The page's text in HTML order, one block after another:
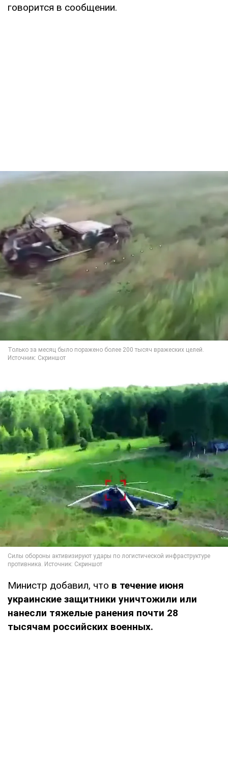
говорится в сообщении.
Министр добавил, что в течение июня
украинские защитники уничтожили или
нанесли тяжелые ранения почти 28
тысячам российских военных.